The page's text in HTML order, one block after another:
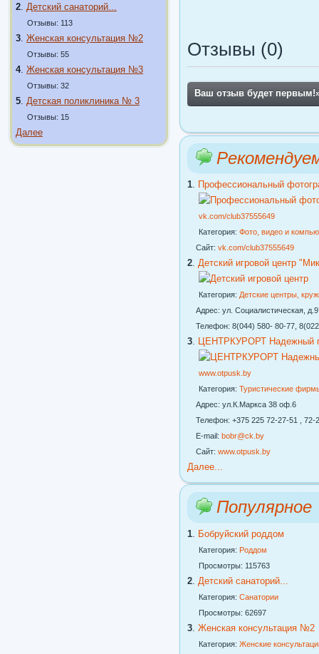
2 Детский санаторий...
Отзывы: 113
3 Женская консультация №2
Отзывы: 55
4. Женская консультация №3
Отзывы: 32
5 Детская поликлиника № 3
Отзывы: 15
Далее
Отзывы (0)
Ваш отзыв будет первым!
1. Профессиональный
vk.com/club37555649
Категория: Фото, видео и
Сайт: vk.com/club37555649
2. Детский игровой центр
Категория: Детские центры,
Адрес: ул. Социалистическая,
Телефон: 8(044) 580- 80-77,
3. ЦЕНТРКУРОРТ Надежный
www.otpusk.by
Категория: Туристические
Адрес: ул.К.Маркса 38 оф.6
Телефон: +375 225 72-27-51 , 72-
E-mail: bobr@ck.by
Сайт: www.otpusk.by
Далее...
Популярное
1 Бобруйский роддом
Категория: Роддом
Просмотры: 115763
2 Детский санаторий...
Категория: Санатории
Просмотры: 62697
3 Женская консультация №2
Категория: Женские